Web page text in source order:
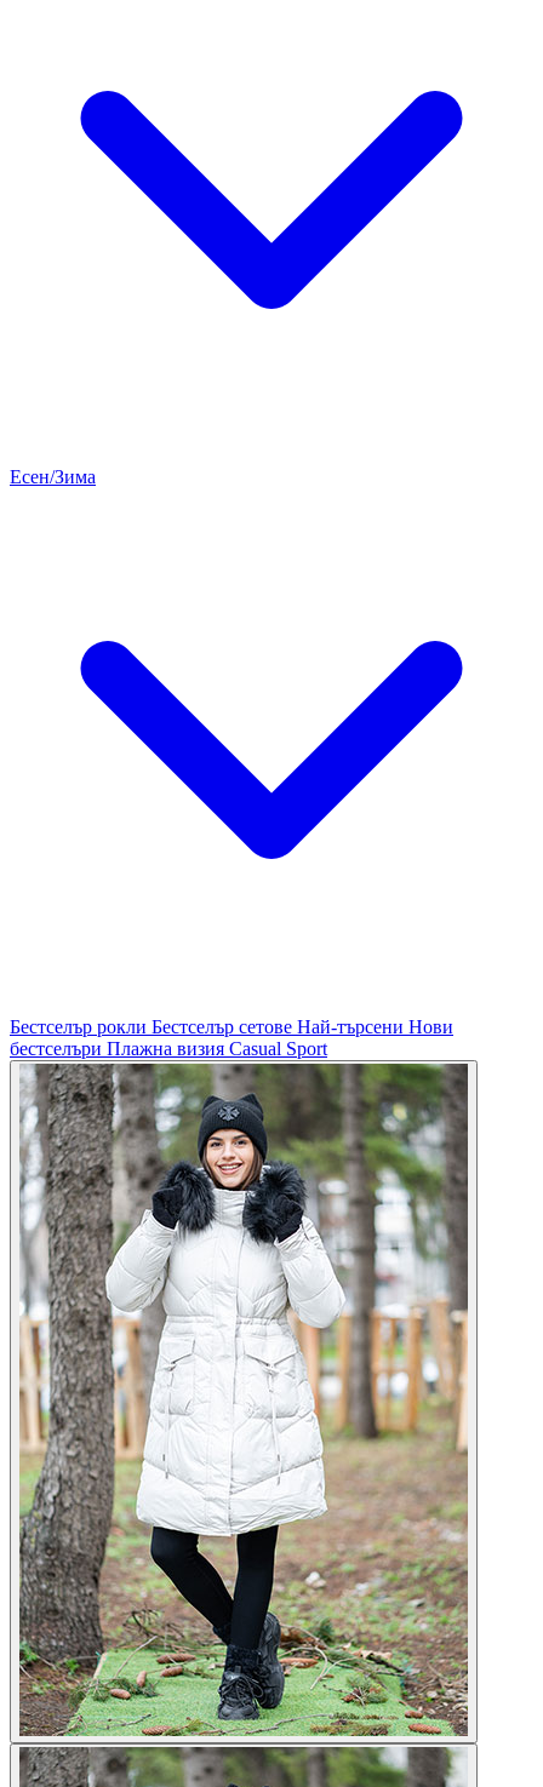
Есен/Зима
Бестселър рокли Бестселър сетове Най-търсени Нови
бестселъри Плажна визия Casual Sport